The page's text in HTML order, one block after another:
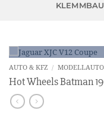
AUTO & KFZ /
Hot Wheels Batman